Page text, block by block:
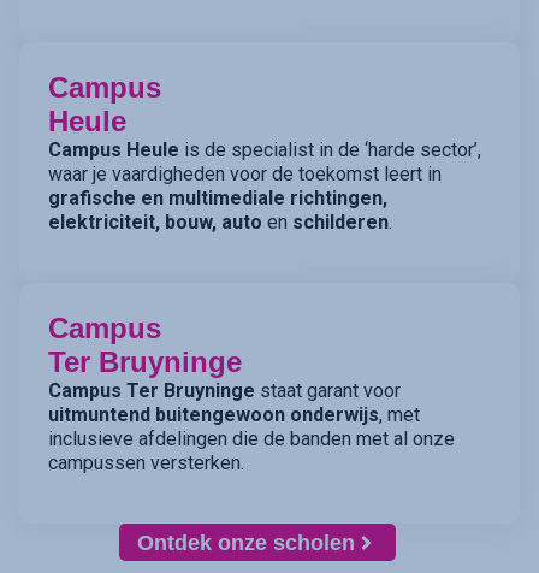
Campus
Heule
Campus Heule is de specialist in de ‘harde sector’,
waar je vaardigheden voor de toekomst leert in
grafische en multimediale richtingen,
elektriciteit, bouw, auto en schilderen.
Campus
Ter Bruyninge
Campus Ter Bruyninge staat garant voor
uitmuntend buitengewoon onderwijs, met
inclusieve afdelingen die de banden met al onze
campussen versterken.
Ontdek onze scholen